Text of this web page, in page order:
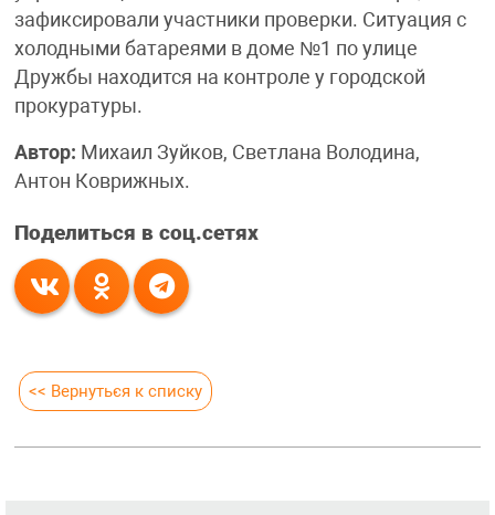
зафиксировали участники проверки. Ситуация с
холодными батареями в доме №1 по улице
Дружбы находится на контроле у городской
прокуратуры.
Автор: Михаил Зуйков, Светлана Володина,
Антон Коврижных.
Поделиться в соц.сетях
<< Вернуться к списку